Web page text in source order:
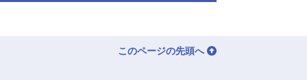
このページの先頭へ